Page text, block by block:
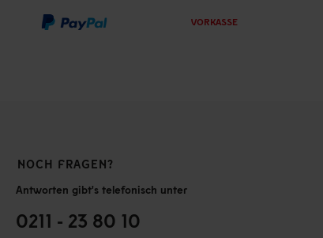
VORKASSE
NOCH FRAGEN?
Antworten gibt's telefonisch unter
0211 - 23 80 10